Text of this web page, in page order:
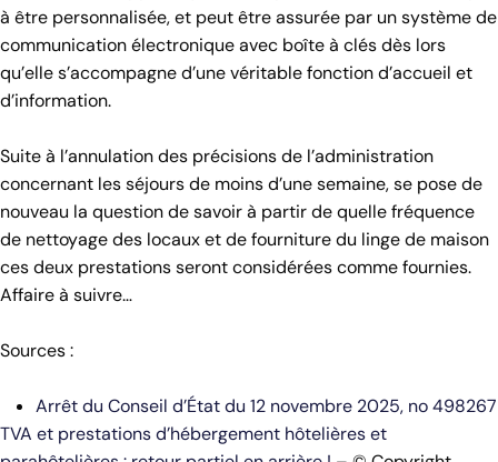
à être personnalisée, et peut être assurée par un système de
communication électronique avec boîte à clés dès lors
qu’elle s’accompagne d’une véritable fonction d’accueil et
d’information.
Suite à l’annulation des précisions de l’administration
concernant les séjours de moins d’une semaine, se pose de
nouveau la question de savoir à partir de quelle fréquence
de nettoyage des locaux et de fourniture du linge de maison
ces deux prestations seront considérées comme fournies.
Affaire à suivre…
Sources :
Arrêt du Conseil d’État du 12 novembre 2025, no 498267
TVA et prestations d’hébergement hôtelières et